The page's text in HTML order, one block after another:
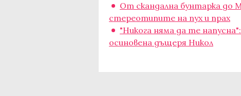
От скандална бунтарка до
стереотипите на пух и прах
"Никога няма да те
осиновена дъщеря Никол